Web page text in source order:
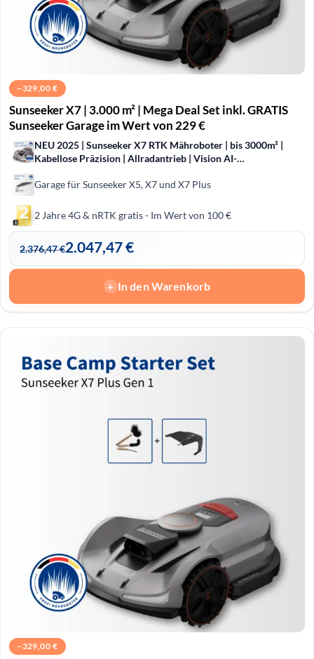
−329,00 €
Sunseeker X7 | 3.000 m² | Mega Deal Set inkl. GRATIS
Sunseeker Garage im Wert von 229 €
NEU 2025 | Sunseeker X7 RTK Mähroboter | bis 3000m² |
Kabellose Präzision | Allradantrieb | Vision AI-
Garage für Sunseeker X5, X7 und X7 Plus
2 Jahre 4G & nRTK gratis - Im Wert von 100 €
2.376,47€2.047,47€
+ In den Warenkorb
−329,00 €